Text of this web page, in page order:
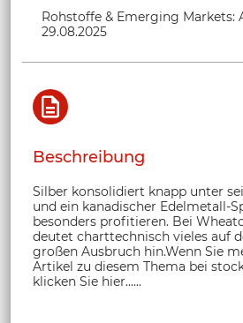
Rohstoffe & Emerging Markets:
29.08.2025
Beschreibung
Silber konsolidiert knapp unter
und ein kanadischer Edelmetall-
besonders profitieren. Bei
deutet charttechnisch vieles auf
großen Ausbruch hin.Wenn Sie
Artikel zu diesem Thema bei
klicken Sie hier......